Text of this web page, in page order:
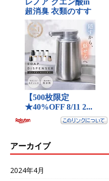
アーカイブ
2024年4月